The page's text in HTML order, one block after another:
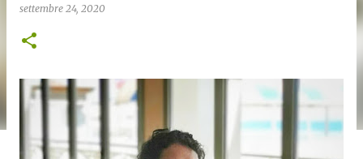
settembre 24, 2020